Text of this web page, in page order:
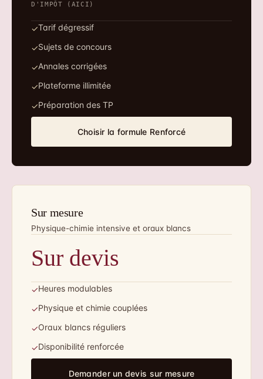
D'IMPÔT (AICI)
✓Tarif dégressif
✓Sujets de concours
✓Annales corrigées
✓Plateforme illimitée
✓Préparation des TP
Choisir la formule Renforcé
Sur mesure
Physique-chimie intensive et oraux blancs
Sur devis
✓Heures modulables
✓Physique et chimie couplées
✓Oraux blancs réguliers
✓Disponibilité renforcée
Demander un devis sur mesure